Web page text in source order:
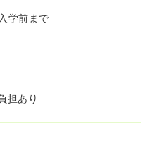
学前まで
担あり